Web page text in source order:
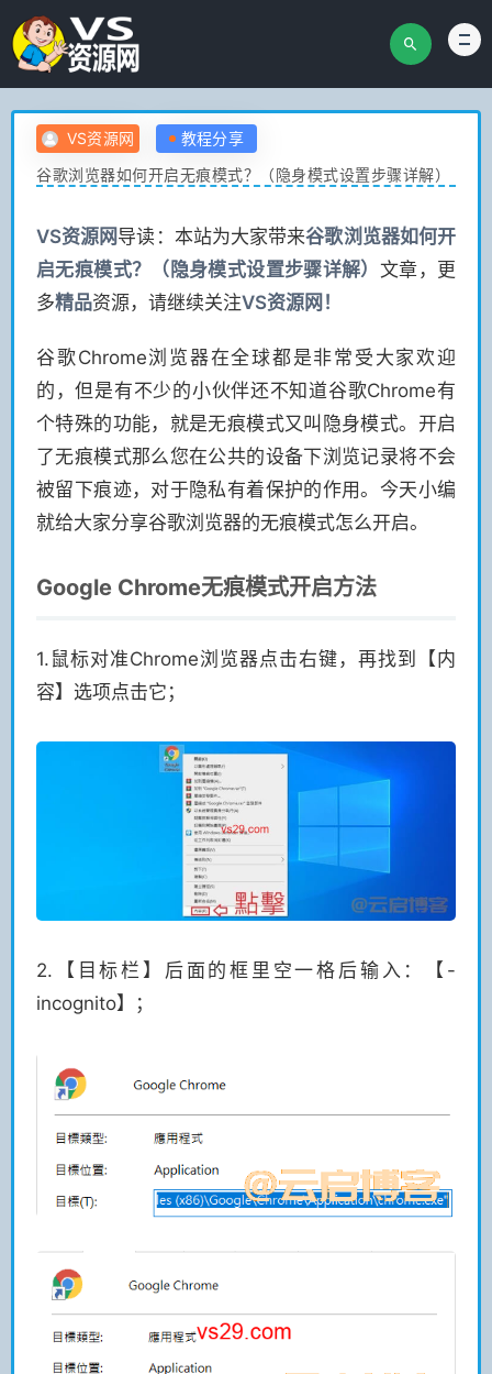
VS资源网
教程分享
谷歌浏览器如何开启无痕模式？（隐身模式设置步骤详解）
VS资源网 导读：本站为大家带来谷歌浏览器如何开
启无痕模式？（隐身模式设置步骤详解） 文章，更
多精品资源，请继续关注VS资源网！
谷歌Chrome浏览器在全球都是非常受大家欢迎
的，但是有不少的小伙伴还不知道谷歌Chrome有
个特殊的功能，就是无痕模式又叫隐身模式。开启
了无痕模式那么您在公共的设备下浏览记录将不会
被留下痕迹，对于隐私有着保护的作用。今天小编
就给大家分享谷歌浏览器的无痕模式怎么开启。
Google Chrome无痕模式开启方法
1.鼠标对准Chrome浏览器点击右键，再找到【内
容】选项点击它；
2.【目标栏】后面的框里空一格后输入：【-
incognito】；